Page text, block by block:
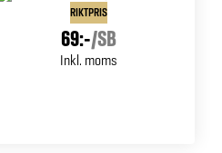
RIKTPRIS
69:-/SB
Inkl. moms